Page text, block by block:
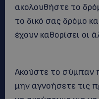
ακολουθήστε το
το δικό σας δρόμο
έχουν καθορίσει οι
Ακούστε το σύμπαν
μην αγνοήσετε τις